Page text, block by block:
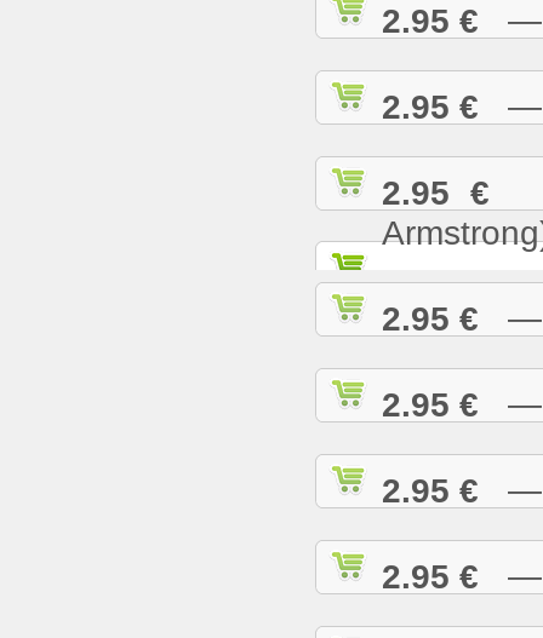
2.95 € —
2.95 € —
2.95 €
2.95 € —
2.95 € —
2.95 € —
2.95 € —